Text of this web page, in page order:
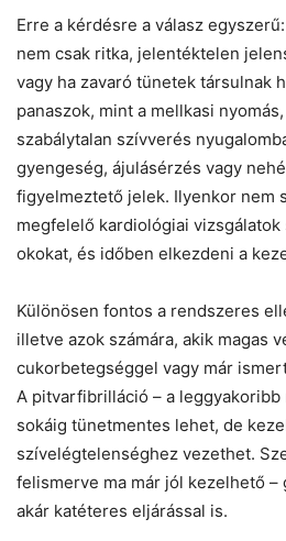
Erre a kérdésre a válasz
nem csak ritka, jelentéktelen
vagy ha zavaró tünetek társulnak
panaszok, mint a mellkasi
szabálytalan szívverés
gyengeség, ájulásérzés vagy
figyelmeztető jelek. Ilyenkor nem
megfelelő kardiológiai
okokat, és időben elkezdeni a
Különösen fontos a rendszeres
illetve azok számára, akik magas
cukorbetegséggel vagy már
A pitvarfibrilláció – a leggyakoribb
sokáig tünetmentes lehet, de
szívelégtelenséghez vezethet.
felismerve ma már jól kezelhető –
akár katéteres eljárással is.